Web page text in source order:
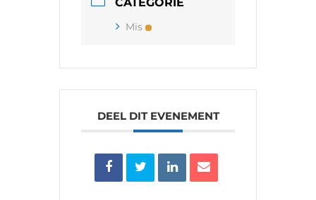
Mis
DEEL DIT EVENEMENT